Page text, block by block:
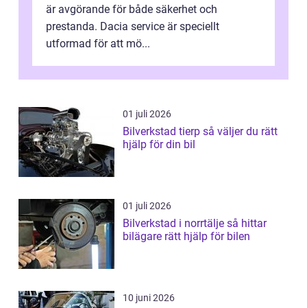
är avgörande för både säkerhet och
prestanda. Dacia service är speciellt
utformad för att mö...
01 juli 2026
Bilverkstad tierp så väljer du rätt
hjälp för din bil
01 juli 2026
Bilverkstad i norrtälje så hittar
bilägare rätt hjälp för bilen
10 juni 2026